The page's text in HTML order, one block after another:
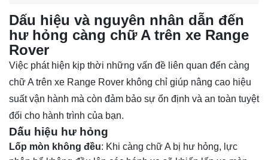
Dấu hiệu và nguyên nhân dẫn đến
hư hỏng càng chữ A trên xe Range
Rover
Việc phát hiện kịp thời những vấn đề liên quan đến càng
chữ A trên xe Range Rover không chỉ giúp nâng cao hiệu
suất vận hành mà còn đảm bảo sự ổn định và an toàn tuyệt
đối cho hành trình của bạn.
Dấu hiệu hư hỏng
Lốp mòn không đều: Khi càng chữ A bị hư hỏng, lực